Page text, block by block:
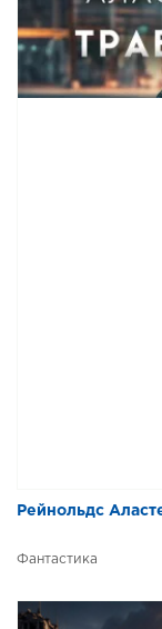
Рейнольдс
Фантастика